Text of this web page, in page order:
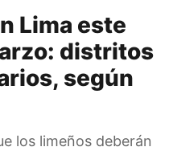
Lima este
distritos
según
los limeños deberán